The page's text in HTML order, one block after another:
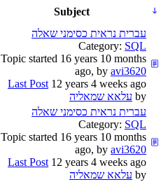
Subject
עברית נראית כסימני שאלה
Category: SQL
Topic started 16 years 10 months
ago, by avi3620
Last Post 12 years 4 weeks ago
by עלאא שמאליה
עברית נראית כסימני שאלה
Category: SQL
Topic started 16 years 10 months
ago, by avi3620
Last Post 12 years 4 weeks ago
by עלאא שמאליה